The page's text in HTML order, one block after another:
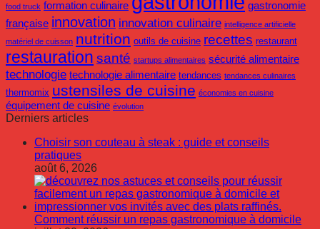
food truck formation culinaire
gastronomie
française innovation innovation culinaire intelligence artificielle
matériel de cuisson nutrition outils de cuisine recettes restaurant
restauration santé startups alimentaires sécurité alimentaire
technologie technologie alimentaire tendances tendances culinaires
thermomix ustensiles de cuisine économies en cuisine
équipement de cuisine évolution
Derniers articles
Choisir son couteau à steak : guide et conseils
pratiques
août 6, 2026
Comment réussir un repas gastronomique à domicile